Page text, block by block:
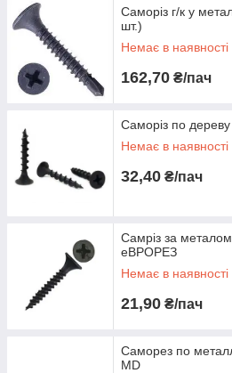
Саморіз г/к у
шт.)
Немає в наявності
162,70 ₴/пач
Саморіз по
Немає в наявності
32,40 ₴/пач
Самріз за
еВРОРЕЗ
Немає в наявності
21,90 ₴/пач
Саморез по
MD